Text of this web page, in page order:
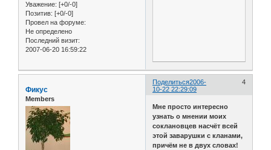
Уважение: [+0/-0]
Позитив: [+0/-0]
Провел на форуме:
Не определено
Последний визит:
2007-06-20 16:59:22
Поделиться 4
2006-
10-22 22:29:09
Фикус
Members
Мне просто интересно
узнать о мнении моих
соклановцев насчёт всей
этой заварушки с кланами,
причём не в двух словах!